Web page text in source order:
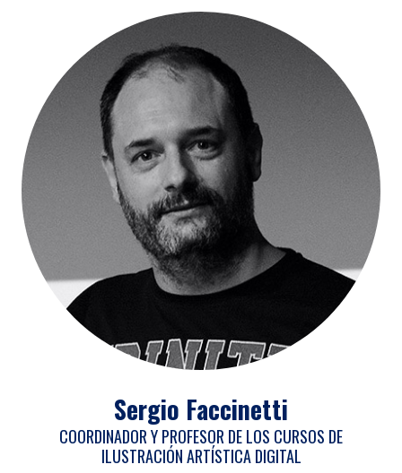
Sergio Faccinetti
COORDINADOR Y PROFESOR DE LOS CURSOS DE
ILUSTRACIÓN ARTÍSTICA DIGITAL